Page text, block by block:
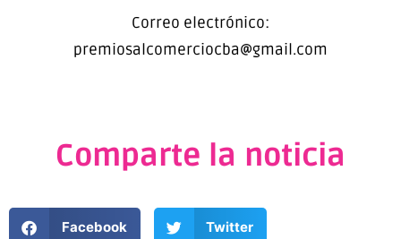
Correo electrónico:
premiosalcomerciocba@gmail.com
Comparte la noticia
Facebook Twitter